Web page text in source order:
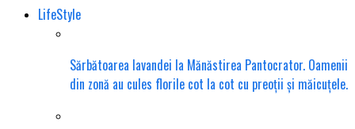
LifeStyle
Sărbătoarea lavandei la Mănăstirea Pantocrator. Oamenii
din zonă au cules florile cot la cot cu preoții și măicuțele.